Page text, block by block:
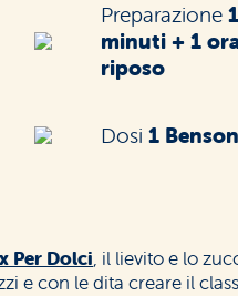
Preparazione
minuti + 1
riposo
Dosi1
Per Dolci, il lievito e lo
e con le dita creare il